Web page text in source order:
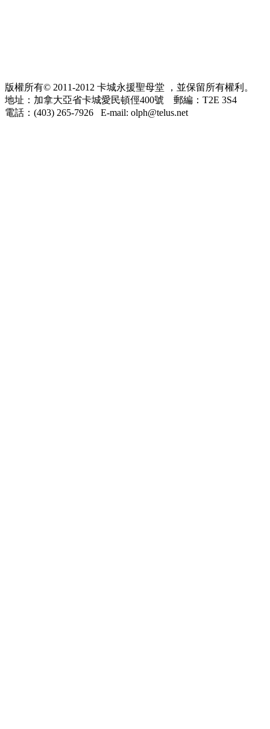
版權所有© 2011-2012 卡城永援聖母堂 ，並保留所有權利。
地址：加拿大亞省卡城愛民頓俓400號 郵編：T2E 3S4
電話：(403) 265-7926 E-mail: olph@telus.net